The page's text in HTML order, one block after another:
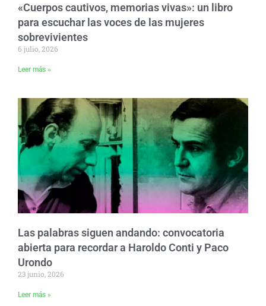
«Cuerpos cautivos, memorias vivas»: un libro
para escuchar las voces de las mujeres
sobrevivientes
6 julio, 2026
Leer más »
Las palabras siguen andando: convocatoria
abierta para recordar a Haroldo Conti y Paco
Urondo
23 junio, 2026
Leer más »